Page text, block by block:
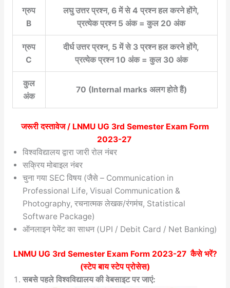
ग्रुप
B
लघु उत्तर प्रश्न, 6 में से 4 प्रश्न हल करने होंगे,
प्रत्येक प्रश्न 5 अंक = कुल 20 अंक
ग्रुप
C
दीर्घ उत्तर प्रश्न, 5 में से 3 प्रश्न हल करने होंगे,
प्रत्येक प्रश्न 10 अंक = कुल 30 अंक
कुल
अंक
70 (Internal marks अलग होते हैं)
जरूरी दस्तावेज / LNMU UG 3rd Semester Exam Form
2023-27
विश्वविद्यालय द्वारा जारी रोल नंबर
सक्रिय मोबाइल नंबर
चुना गया SEC विषय (जैसे – Communication in
Professional Life, Visual Communication &
Photography, रचनात्मक लेखक/रंगमंच, Statistical
Software Package)
ऑनलाइन पेमेंट का साधन (UPI / Debit Card / Net Banking)
LNMU UG 3rd Semester Exam Form 2023-27कैसे भरें?
(स्टेप बाय स्टेप प्रोसेस)
सबसे पहले विश्वविद्यालय की वेबसाइट पर जाएं: